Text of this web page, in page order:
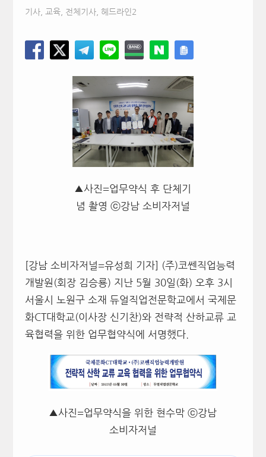
기사, 교육, 전체기사, 헤드라인2
▲사진=업무약식 후 단체기
념 촬영 ⓒ강남 소비자저널
[강남 소비자저널=유성희 기자] (주)코쎈직업능력
개발원(회장 김승룡) 지난 5월 30일(화) 오후 3시
서울시 노원구 소재 듀얼직업전문학교에서 국제문
화CT대학교(이사장 신기찬)와 전략적 산하교류 교
육협력을 위한 업무협약식에 서명했다.
▲사진=업무약식을 위한 현수막 ⓒ강남
소비자저널